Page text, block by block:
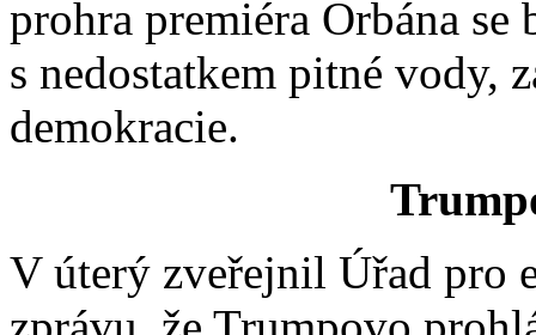
prohra premiéra Orbána
s nedostatkem pitné vody,
demokracie.
V úterý zveřejnil Úřad pro